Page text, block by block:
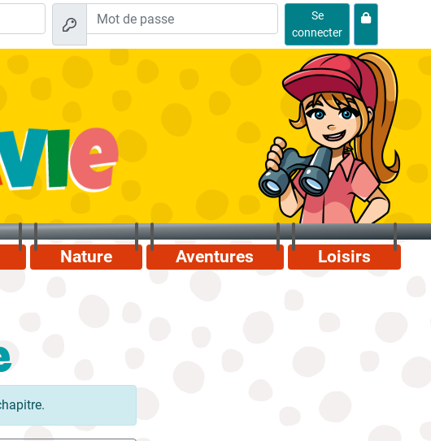
Se
connecter
Nature Aventures Loisirs